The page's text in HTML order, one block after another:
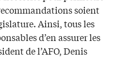
soient
Ainsi, tous les
d’en assurer les
de l’AFO, Denis